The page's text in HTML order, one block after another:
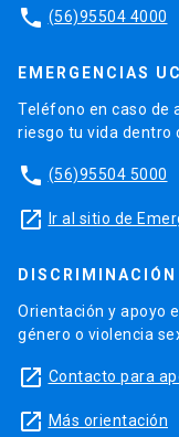
phone (56)95504 4000
EMERGENCIAS UC
Teléfono en caso de
riesgo tu vida dentro
phone (56)95504 5000
launch Ir al sitio de
Orientación y apoyo
género o violencia
launch Contacto para
launch Más orientación